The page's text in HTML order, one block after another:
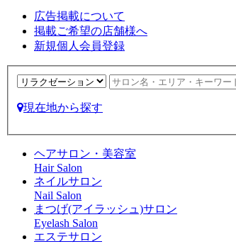
広告掲載について
掲載ご希望の店舗様へ
新規個人会員登録
現在地から探す
ヘアサロン・美容室
Hair Salon
ネイルサロン
Nail Salon
まつげ(アイラッシュ)サロン
Eyelash Salon
エステサロン